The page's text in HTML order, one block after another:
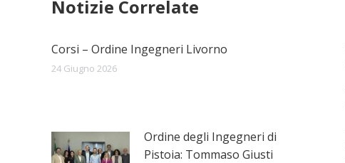
Notizie Correlate
Corsi – Ordine Ingegneri Livorno
24 Giugno 2026
Ordine degli Ingegneri di
Pistoia: Tommaso Giusti